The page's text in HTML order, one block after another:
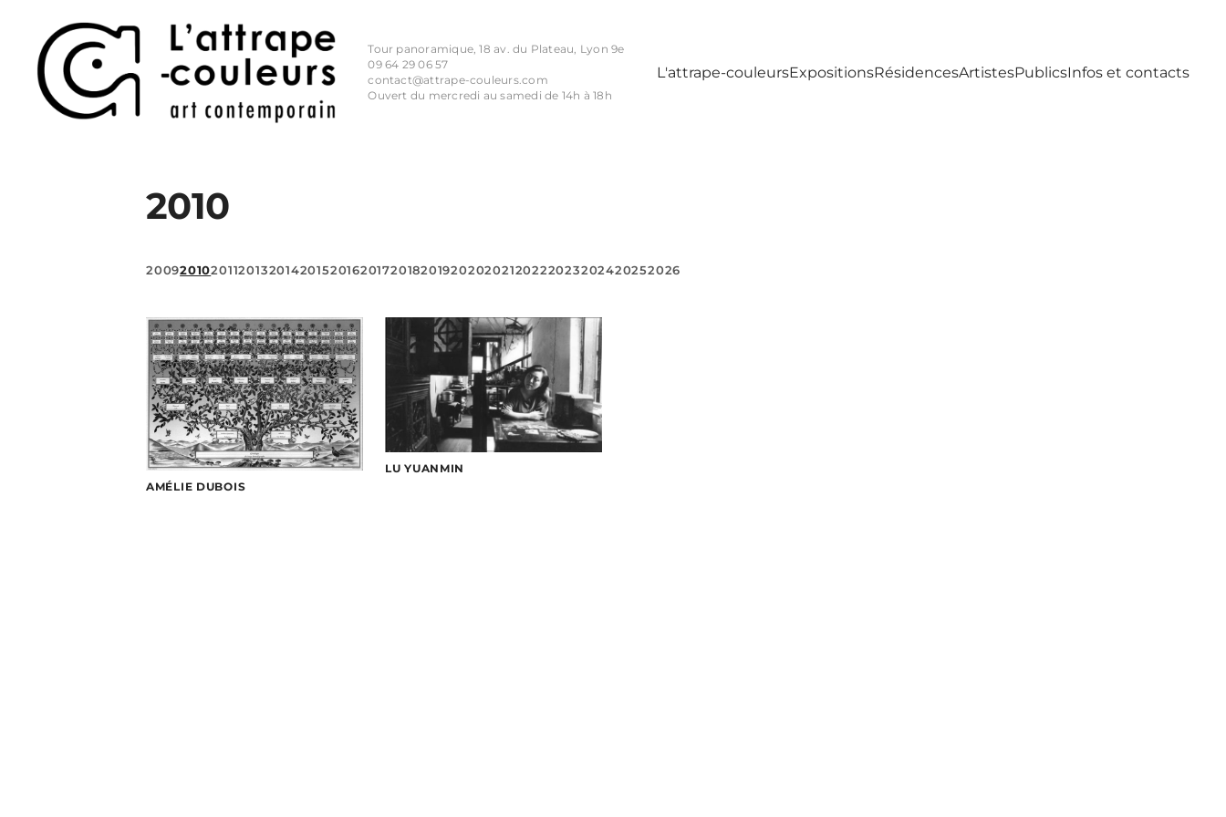
Tour panoramique, 18 av. du Plateau, Lyon 9e
09 64 29 06 57
contact@attrape-couleurs.com
Ouvert du mercredi au samedi de 14h à 18h
L'attrape-couleursExpositionsRésidencesArtistesPublicsInfos et contacts
2010
20092010201120132014201520162017201820192020202120222023202420252026
AMÉLIE DUBOIS
LU YUANMIN